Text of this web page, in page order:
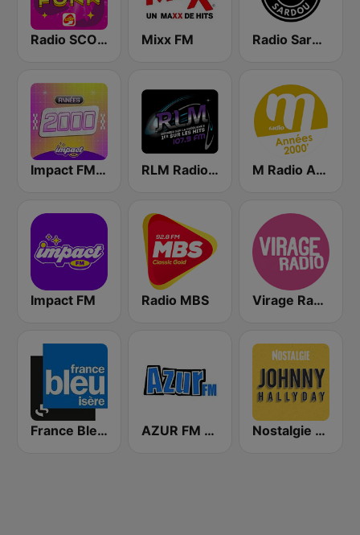
Radio SCOOP - Disco Funk Mixx FM Radio Sardou
Impact FM - Les années 2000 RLM Radio 107.9 FM M Radio Années 2000
Impact FM Radio MBS Virage Radio
France Bleu Isère AZUR FM 67 Nostalgie Johnny Hallyday